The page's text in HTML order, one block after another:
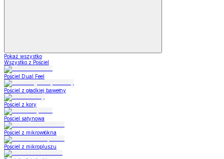
Pokaż wszystko
Wszystko z Pościel
Pościel Dual Feel
Pościel z gładkiej bawełny
Pościel z kory
Pościel satynowa
Pościel z mikrowłókna
Pościel z mikropluszu